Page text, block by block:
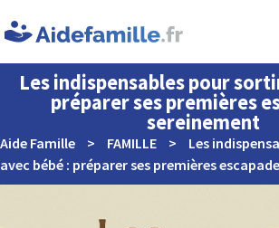
Les indispensables pour
préparer ses premières
sereinement
Aide Famille > FAMILLE >
Les
avec bébé : préparer ses premières